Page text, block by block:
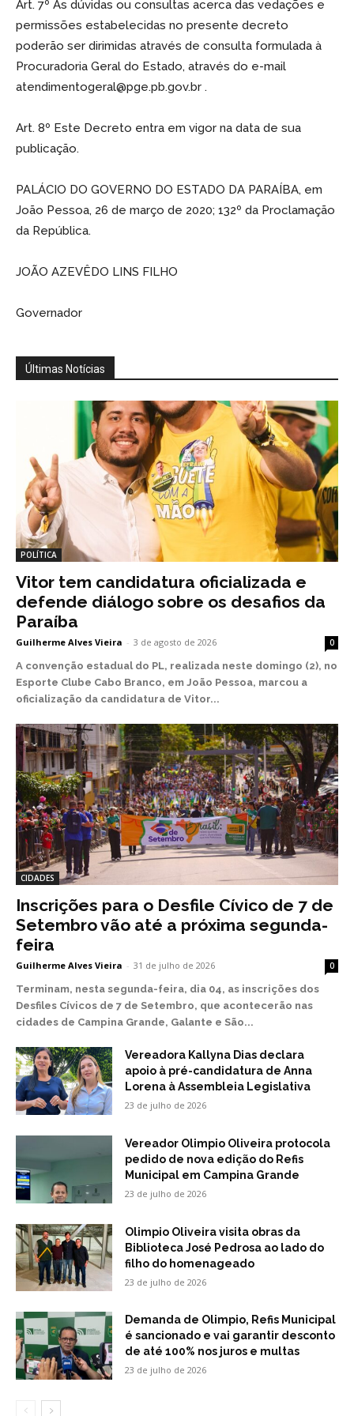
Art. 7º As dúvidas ou consultas acerca das vedações e
permissões estabelecidas no presente decreto
poderão ser dirimidas através de consulta formulada à
Procuradoria Geral do Estado, através do e-mail
atendimentogeral@pge.pb.gov.br .
Art. 8º Este Decreto entra em vigor na data de sua
publicação.
PALÁCIO DO GOVERNO DO ESTADO DA PARAÍBA, em
João Pessoa, 26 de março de 2020; 132º da Proclamação
da República.
JOÃO AZEVÊDO LINS FILHO
Governador
Últimas Notícias
POLÍTICA
Vitor tem candidatura oficializada e
defende diálogo sobre os desafios da
Paraíba
Guilherme Alves Vieira - 3 de agosto de 2026 0
A convenção estadual do PL, realizada neste domingo (2), no
Esporte Clube Cabo Branco, em João Pessoa, marcou a
oficialização da candidatura de Vitor...
CIDADES
Inscrições para o Desfile Cívico de 7 de
Setembro vão até a próxima segunda-
feira
Guilherme Alves Vieira - 31 de julho de 2026 0
Terminam, nesta segunda-feira, dia 04, as inscrições dos
Desfiles Cívicos de 7 de Setembro, que acontecerão nas
cidades de Campina Grande, Galante e São...
Vereadora Kallyna Dias declara
apoio à pré-candidatura de Anna
Lorena à Assembleia Legislativa
23 de julho de 2026
Vereador Olimpio Oliveira protocola
pedido de nova edição do Refis
Municipal em Campina Grande
23 de julho de 2026
Olimpio Oliveira visita obras da
Biblioteca José Pedrosa ao lado do
filho do homenageado
23 de julho de 2026
Demanda de Olimpio, Refis Municipal
é sancionado e vai garantir desconto
de até 100% nos juros e multas
23 de julho de 2026